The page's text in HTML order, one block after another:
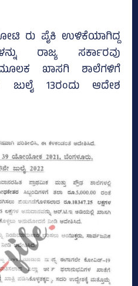
ರು ಪೈಕಿ ಉಳಿಕೆಯಾಗಿದ್ದ
ರಾಜ್ಯ ಸರ್ಕಾರವು
ಖಾಸಗಿ ಶಾಲೆಗಳಿಗೆ
ಜುಲೈ 13ರಂದು ಆದೇಶ